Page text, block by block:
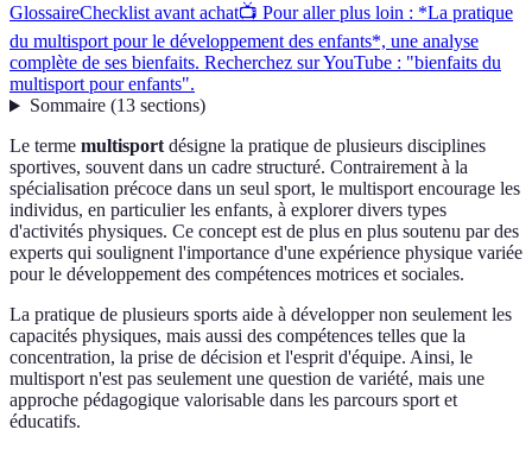
GlossaireChecklist avant achat📺 Pour aller plus loin : *La pratique
du multisport pour le développement des enfants*, une analyse
complète de ses bienfaits. Recherchez sur YouTube : "bienfaits du
multisport pour enfants".
Sommaire(13 sections)
Le terme multisportdésigne la pratique de plusieurs disciplines
sportives, souvent dans un cadre structuré. Contrairement à la
spécialisation précoce dans un seul sport, le multisport encourage les
individus, en particulier les enfants, à explorer divers types
d'activités physiques. Ce concept est de plus en plus soutenu par des
experts qui soulignent l'importance d'une expérience physique variée
pour le développement des compétences motrices et sociales.
La pratique de plusieurs sports aide à développer non seulement les
capacités physiques, mais aussi des compétences telles que la
concentration, la prise de décision et l'esprit d'équipe. Ainsi, le
multisport n'est pas seulement une question de variété, mais une
approche pédagogique valorisable dans les parcours sport et
éducatifs.